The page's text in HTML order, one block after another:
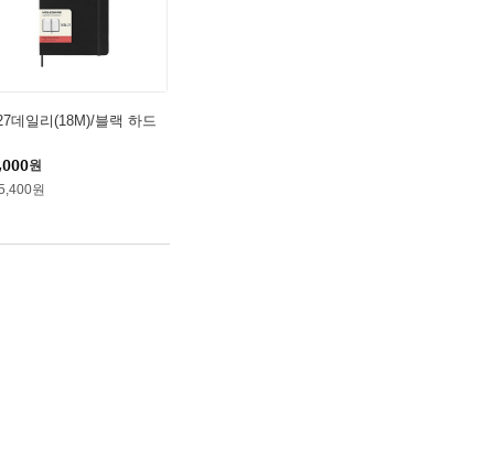
데일리(18M)/블랙 하드
원
원